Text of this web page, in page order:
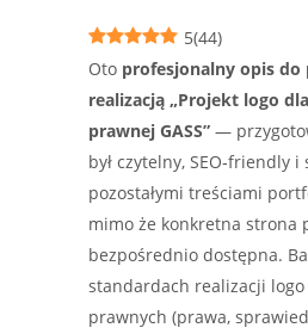
5(44)
Oto profesjonalny opis do
realizacją „Projekt logo
prawnej GASS” —
był czytelny, SEO‑friendly i
pozostałymi treściami
mimo że konkretna strona
bezpośrednio dostępna.
standardach realizacji
prawnych (prawa,